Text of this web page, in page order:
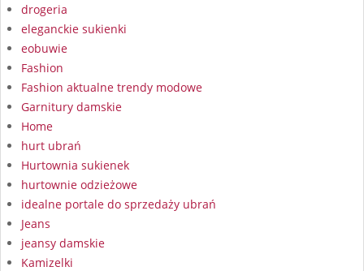
drogeria
eleganckie sukienki
eobuwie
Fashion
Fashion aktualne trendy modowe
Garnitury damskie
Home
hurt ubrań
Hurtownia sukienek
hurtownie odzieżowe
idealne portale do sprzedaży ubrań
Jeans
jeansy damskie
Kamizelki